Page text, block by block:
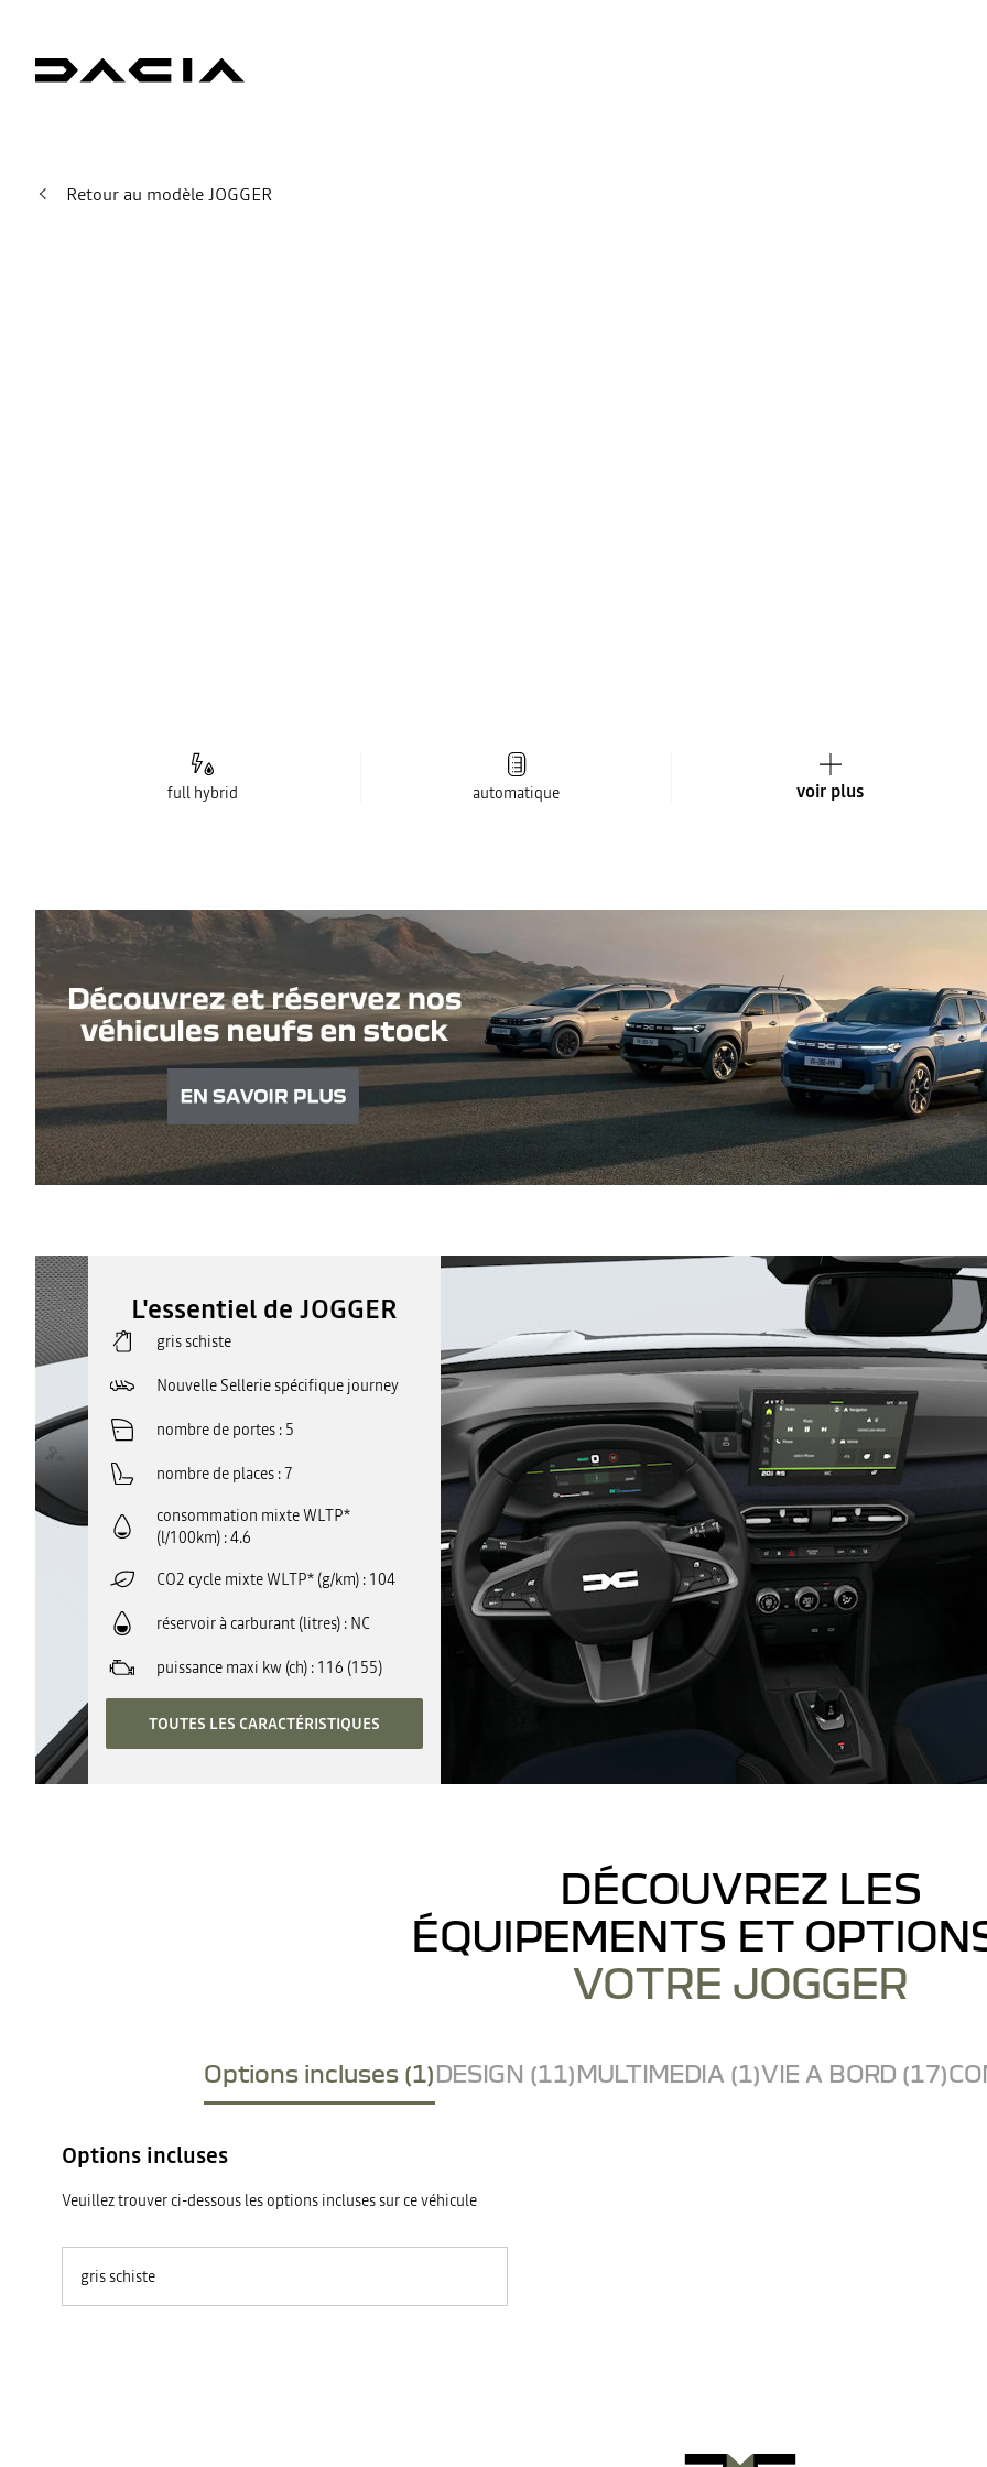
Retour au modèle JOGGER
full hybrid automatique voir plus
L'essentiel de JOGGER
gris schiste
Nouvelle Sellerie spécifique journey
nombre de portes 5
nombre de places 7
consommation mixte WLTP*
(l/100km) 4.6
CO2 cycle mixte WLTP* (g/km) 104
réservoir à carburant (litres) NC
puissance maxi kw (ch) 116 (155)
TOUTES LES CARACTÉRISTIQUES
DÉCOUVREZ LES
ÉQUIPEMENTS ET
VOTRE JOGGER
Options incluses (1)DESIGN (11)MULTIMEDIA (1)VIE A BORD (17)
Options incluses
Veuillez trouver ci-dessous les options incluses sur ce véhicule
gris schiste